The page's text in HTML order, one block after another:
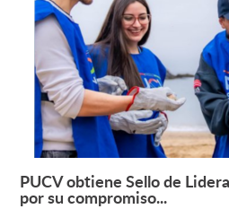
Admisión
Pregrado
Postgrado
Formación Continua
PUCV obtiene Sello de
por su compromiso...